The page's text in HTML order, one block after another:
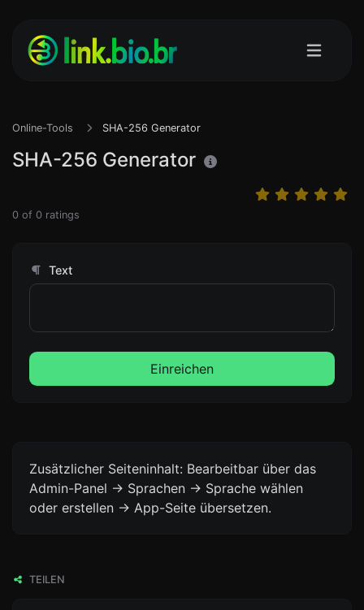
Online-Tools SHA-256 Generator
SHA-256 Generator
0 of 0 ratings
Text
Einreichen
Zusätzlicher Seiteninhalt: Bearbeitbar über das
Admin-Panel -> Sprachen -> Sprache wählen
oder erstellen -> App-Seite übersetzen.
TEILEN